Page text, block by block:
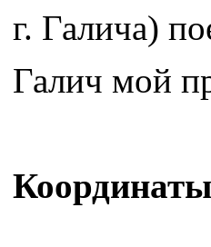
г. Галича)
Галич мой